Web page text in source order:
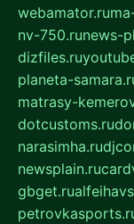
webamator.ru
nv-750.runews-
dizfiles.ru
planeta-
matrasy-
dotcustoms.ru
narasimha.ru
newsplain.ru
gbget.ru